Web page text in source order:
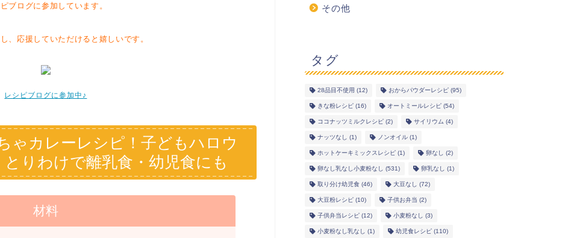
ブログに参加しています。
、応援していただけると嬉しいです。
レシピブログに参加中♪
ゃカレーレシピ！子どもハロウ
りわけで離乳食・幼児食にも
材料
その他
タグ
28品目不使用 (12) おからパウダーレシピ(95)
きな粉レシピ(16) オートミールレシピ(54)
ココナッツミルクレシピ(2) サイリウム (4)
ナッツなし (1) ノンオイル(1)
ホットケーキミックスレシピ(1) 卵なし (2)
卵なし乳なし小麦粉なし (531) 卵乳なし (1)
取り分け幼児食(46) 大豆なし (72)
大豆粉レシピ(10) 子供お弁当 (2)
子供弁当レシピ(12) 小麦粉なし (3)
小麦粉なし乳なし (1) 幼児食レシピ(110)